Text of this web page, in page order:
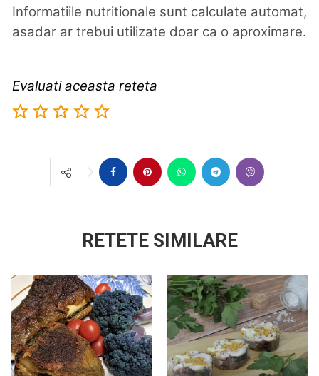
Informatiile nutritionale sunt calculate automat,
asadar ar trebui utilizate doar ca o aproximare.
Evaluati aceasta reteta
RETETE SIMILARE